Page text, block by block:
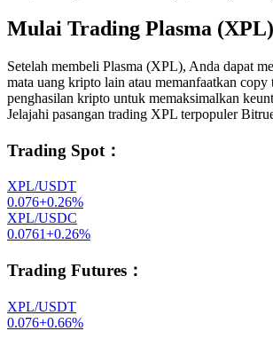
Mulai Trading Plasma (XPL)
Setelah membeli Plasma (XPL), Anda dapat
mata uang kripto lain atau memanfaatkan
penghasilan kripto untuk memaksimalkan
Jelajahi pasangan trading XPL terpopuler
Trading Spot ：
XPL/USDT
0.076+0.26%
XPL/USDC
0.0761+0.26%
Trading Futures ：
XPL/USDT
0.076+0.66%